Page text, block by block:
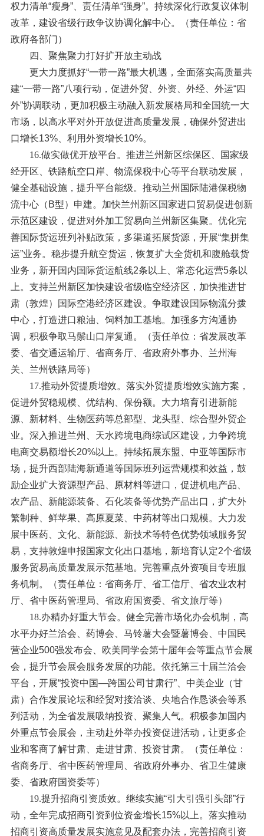
权力清单“瘦身”、责任清单“强身”。持续深化行政复议体制
改革，建设省级行政争议协调化解中心。（责任单位：省
政府各部门）
四、聚焦聚力打好扩开放主动战
更大力度抓好“一带一路”最大机遇，全面落实高质量共
建“一带一路”八项行动，促进外贸、外资、外经、外运“四
外”协调联动，更加积极主动融入新发展格局和全国统一大
市场，以高水平对外开放促进高质量发展，确保外贸进出
口增长13%、利用外资增长10%。
16.做实做优开放平台。 推进兰州新区综保区、国家级
经开区、铁路航空口岸、物流保税中心等平台联动发展，
健全基础设施，提升平台能级。推动兰州国际陆港保税物
流中心（B型）申建。加快兰州新区国家进口贸易促进创新
示范区建设，促进对外加工贸易向兰州新区集聚。优化完
善国际货运班列补贴政策，多渠道拓展货源，开展“集拼集
运”业务。稳步提升航空货运，恢复扩大全货机和腹舱载货
业务，新开国内国际货运航线2条以上、常态化运营5条以
上。支持兰州新区加快建设省级临空经济区，加快推进甘
肃（敦煌）国际空港经济区建设。争取建设国际物流分拨
中心，打造进口粮油、饲料加工基地。加强多方沟通协
调，积极争取马鬃山口岸复通。（责任单位：省发展改革
委、省交通运输厅、省商务厅、省政府外事办、兰州海
关、兰州铁路局等）
17.推动外贸提质增效。 落实外贸提质增效实施方案，
促进外贸稳规模、优结构、保份额。大力培育引进新能
源、新材料、生物医药等总部型、龙头型、综合型外贸企
业。深入推进兰州、天水跨境电商综试区建设，力争跨境
电商交易额增长20%以上。持续拓展东盟、中亚等国际市
场，提升西部陆海新通道等国际班列运营规模和效益，鼓
励企业扩大资源型产品、原材料等进口，促进机电产品、
农产品、新能源装备、石化装备等优势产品出口，扩大外
繁制种、鲜苹果、高原夏菜、中药材等出口规模。大力发
展中医药、文化、新能源、新技术等特色优势领域服务贸
易，支持敦煌申报国家文化出口基地，新培育认定2个省级
服务贸易高质量发展示范基地。完善重点外资项目专班服
务机制。（责任单位：省商务厅、省工信厅、省农业农村
厅、省中医药管理局、省政府国资委、省文旅厅等）
18.办精办好重大节会。 健全完善市场化办会机制，高
水平办好兰洽会、药博会、马铃薯大会暨薯博会、中国民
营企业500强发布会、欧美同学会第十届年会等重点节会展
会，提升节会展会服务发展的功能。依托第三十届兰洽会
平台，开展“投资中国—跨国公司甘肃行”、中美企业（甘
肃）合作发展论坛和经贸对接洽谈、央地合作恳谈会等系
列活动，为全省发展吸纳投资、聚集人气。积极参加国内
外重点节会展会，主动赴外举办投资促进活动，让更多企
业和客商了解甘肃、走进甘肃、投资甘肃。（责任单位：
省商务厅、省中医药管理局、省政府外事办、省卫生健康
委、省政府国资委等）
19.提升招商引资质效。 继续实施“引大引强引头部”行
动，全年完成招商引资到位资金增长15%以上。落实推动
招商引资高质量发展实施意见及配套办法，完善招商引资